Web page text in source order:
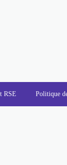
RSE Politique